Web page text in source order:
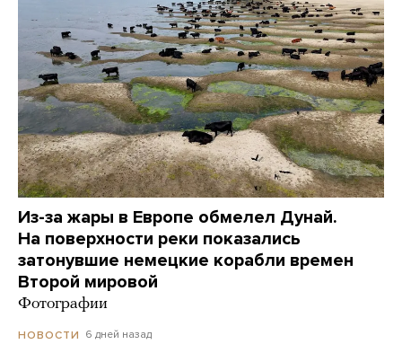
Из-за жары в Европе обмелел Дунай.
На поверхности реки показались
затонувшие немецкие корабли времен
Второй мировой
Фотографии
НОВОСТИ 6 дней назад